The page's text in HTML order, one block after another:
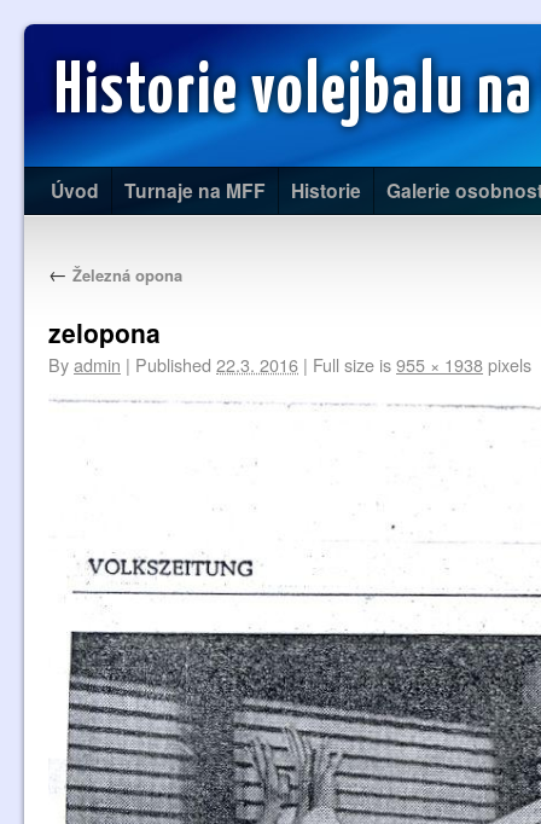
Historie volejbalu na
Úvod Turnaje na MFF Historie Galerie
← Železná opona
zelopona
Byadmin | Published 22.3. 2016 | Full size is955 × 1938pixels